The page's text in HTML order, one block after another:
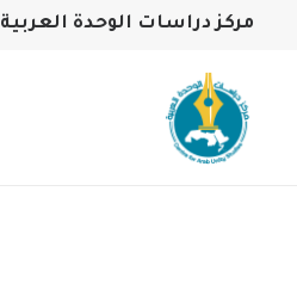
مركز دراسات الوحدة العربية